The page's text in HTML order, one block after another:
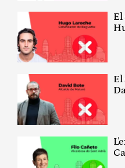
El
El